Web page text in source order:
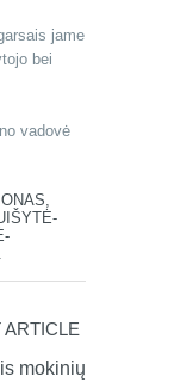
jame
bei
vadovė
,
ARTICLE
mokinių